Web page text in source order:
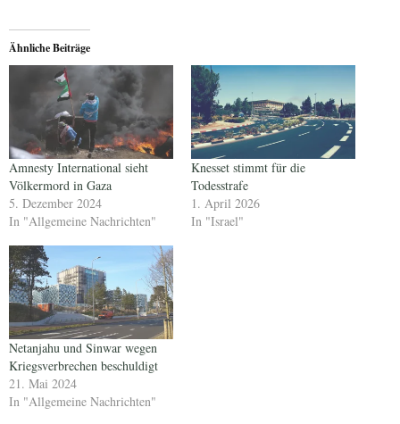
Ähnliche Beiträge
Amnesty International sieht
Völkermord in Gaza
5. Dezember 2024
In "Allgemeine Nachrichten"
Knesset stimmt für die
Todesstrafe
1. April 2026
In "Israel"
Netanjahu und Sinwar wegen
Kriegsverbrechen beschuldigt
21. Mai 2024
In "Allgemeine Nachrichten"